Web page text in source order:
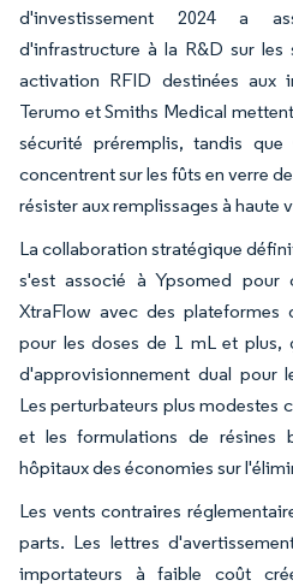
d'investissement 2024 a
d'infrastructure à la R&D sur les
activation RFID destinées aux
Terumo et Smiths Medical
sécurité préremplis, tandis
concentrent sur les fûts en verre
résister aux remplissages à haute
La collaboration stratégique
s'est associé à Ypsomed pour
XtraFlow avec des plateformes
pour les doses de 1 mL et plus,
d'approvisionnement dual pour
Les perturbateurs plus modestes
et les formulations de résines
hôpitaux des économies sur
Les vents contraires
parts. Les lettres
importateurs à faible coût